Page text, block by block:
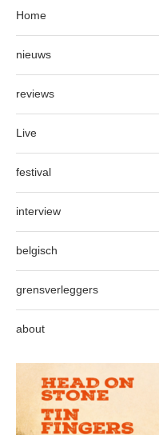
Home
nieuws
reviews
Live
festival
interview
belgisch
grensverleggers
about